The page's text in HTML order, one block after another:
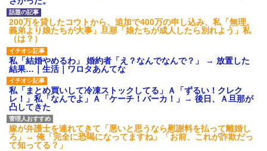
200万を貸したコウトから、追加で400万の申し込み、私「無理。
義弟より娘たちが大事」旦那「娘たちが成人したら別れよう」私
（は？）
私「結婚やめるわ」 婚約者「え？なんでなんで？」 → 放置した
結果…｜生活｜ワロタあんてな
私「まとめ買いして冷凍ストックしてる」Ａ「ずるい！クレク
レ！」私「なんでよ」Ａ「ケーチ！バーカ！」→ 後日、Ａ旦那が
凸してきた
嫁が弁護士を連れてきて「悪いと思うなら慰謝料を払って離婚し
ろ」→ 俺「完全に恐喝になってますね」「お前、これが詐欺だっ
て知ってる？」